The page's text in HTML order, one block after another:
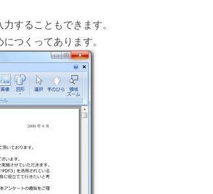
することもできます。
つくってあります。